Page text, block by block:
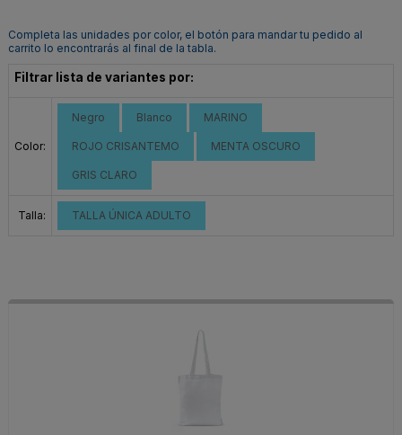
Completa las unidades por color, el botón para mandar tu pedido al
carrito lo encontrarás al final de la tabla.
Filtrar lista de variantes por:
Color:
Negro Blanco MARINO
ROJO CRISANTEMO MENTA OSCURO
GRIS CLARO
Talla: TALLA ÚNICA ADULTO